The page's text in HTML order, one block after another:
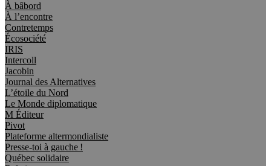
À bâbord
À l’encontre
Contretemps
Écosociété
IRIS
Intercoll
Jacobin
Journal des Alternatives
L’étoile du Nord
Le Monde diplomatique
M Éditeur
Pivot
Plateforme altermondialiste
Presse-toi à gauche !
Québec solidaire